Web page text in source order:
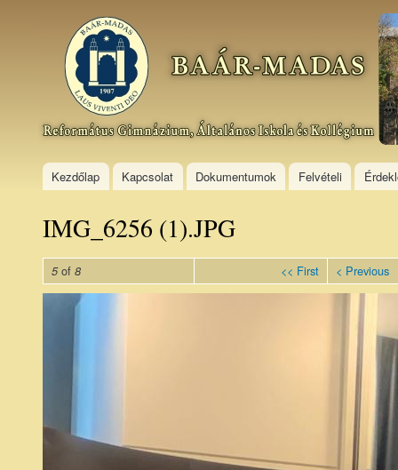
Baár–
Madas
Református
Gimnázium,
Általános
Kollégium
Kezdőlap Kapcsolat Dokumentumok Felvételi
IMG_6256 (1).JPG
5of 8 << First < Previous
(1).JPG